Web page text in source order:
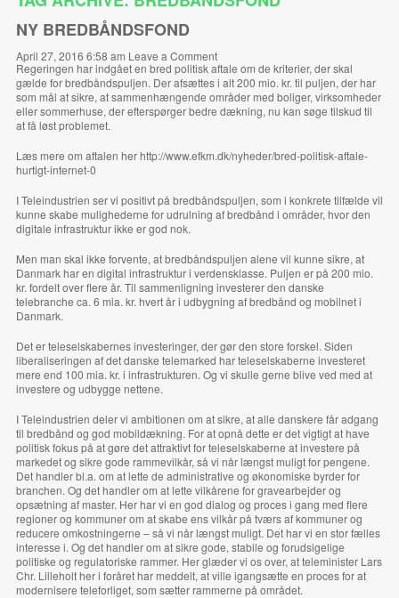
NY BREDBÅNDSFOND
April 27, 2016 6:58 am Leave a Comment
Regeringen har indgået en bred politisk aftale om de kriterier, der skal
gælde for bredbåndspuljen. Der afsættes i alt 200 mio. kr. til puljen, der har
som mål at sikre, at sammenhængende områder med boliger, virksomheder
eller sommerhuse, der efterspørger bedre dækning, nu kan søge tilskud til
at få løst problemet.
Læs mere om aftalen herhttp://www.efkm.dk/nyheder/bred-politisk-aftale-
hurtigt-internet-0
I Teleindustrien ser vi positivt på bredbåndspuljen, som i konkrete tilfælde vil
kunne skabe mulighederne for udrulning af bredbånd i områder, hvor den
digitale infrastruktur ikke er god nok.
Men man skal ikke forvente, at bredbåndspuljen alene vil kunne sikre, at
Danmark har en digital infrastruktur i verdensklasse. Puljen er på 200 mio.
kr. fordelt over flere år. Til sammenligning investerer den danske
telebranche ca. 6 mia. kr. hvert år i udbygning af bredbånd og mobilnet i
Danmark.
Det er teleselskabernes investeringer, der gør den store forskel. Siden
liberaliseringen af det danske telemarked har teleselskaberne investeret
mere end 100 mia. kr. i infrastrukturen. Og vi skulle gerne blive ved med at
investere og udbygge nettene.
I Teleindustrien deler vi ambitionen om at sikre, at alle danskere får adgang
til bredbånd og god mobildækning. For at opnå dette er det vigtigt at have
politisk fokus på at gøre det attraktivt for teleselskaberne at investere på
markedet og sikre gode rammevilkår, så vi når længst muligt for pengene.
Det handler bl.a. om at lette de administrative og økonomiske byrder for
branchen. Og det handler om at lette vilkårene for gravearbejder og
opsætning af master. Her har vi en god dialog og proces i gang med flere
regioner og kommuner om at skabe ens vilkår på tværs af kommuner og
reducere omkostningerne – så vi når længst muligt. Det har vi en stor fælles
interesse i. Og det handler om at sikre gode, stabile og forudsigelige
politiske og regulatoriske rammer. Her glæder vi os over, at teleminister Lars
Chr. Lilleholt her i foråret har meddelt, at ville igangsætte en proces for at
modernisere teleforliget, som sætter rammerne på området.